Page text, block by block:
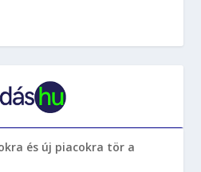
és új piacokra tör a